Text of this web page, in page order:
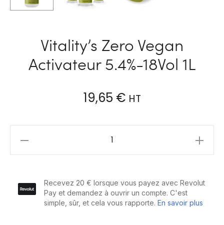
Vitality’s Zero Vegan
Activateur 5.4%-18Vol 1L
19,65 € HT
5.4%-18Vol